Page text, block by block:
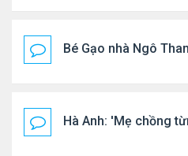
Bé Gạo nhà Ngô
Hà Anh: 'Mẹ chồng